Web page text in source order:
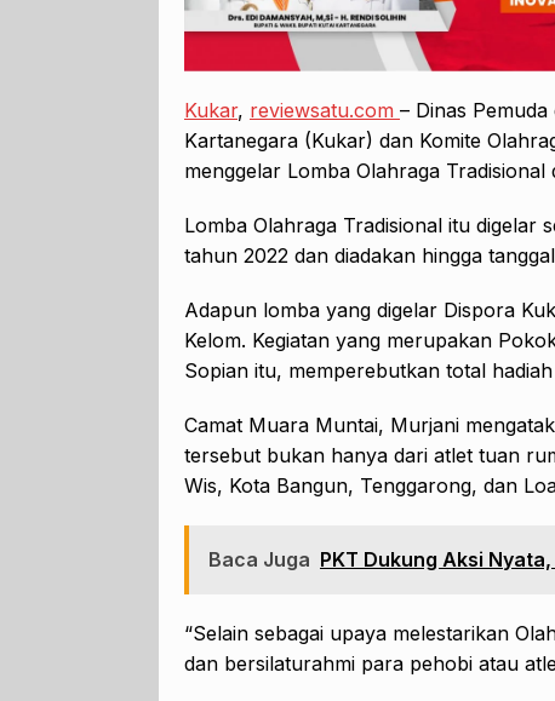
Kukar, reviewsatu.com – Dinas
Kartanegara (Kukar) dan Komite
menggelar Lomba Olahraga
Lomba Olahraga Tradisional itu digelar
tahun 2022 dan diadakan hingga
Adapun lomba yang digelar Dispora
Kelom. Kegiatan yang merupakan
Sopian itu, memperebutkan total
Camat Muara Muntai, Murjani
tersebut bukan hanya dari atlet tuan
Wis, Kota Bangun, Tenggarong, dan
Baca Juga PKT Dukung Aksi
“Selain sebagai upaya melestarikan
dan bersilaturahmi para pehobi atau